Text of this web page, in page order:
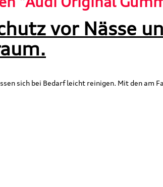
vor Nässe
sich bei Bedarf leicht reinigen. Mit den am